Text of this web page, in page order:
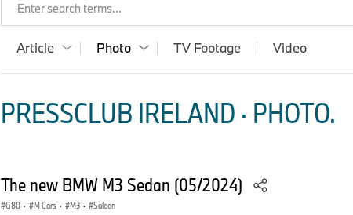
Enter search terms...
Article Photo TV Footage Video
PRESSCLUB IRELAND · PHOTO.
The new BMW M3 Sedan (05/2024)
G80 · M Cars · M3 · Saloon